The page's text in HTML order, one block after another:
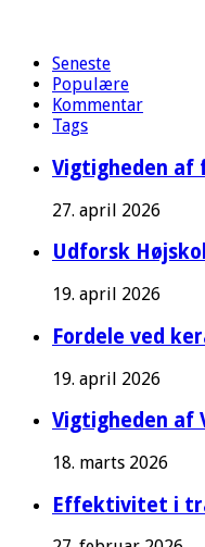
Seneste
Populære
Kommentar
Tags
Vigtigheden af
27. april 2026
Udforsk
19. april 2026
Fordele ved
19. april 2026
Vigtigheden af
18. marts 2026
Effektivitet i